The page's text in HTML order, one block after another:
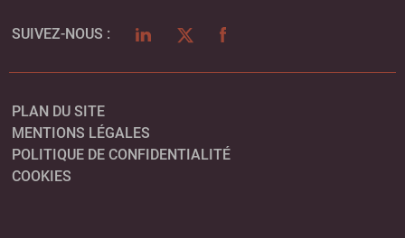
SUIVEZ-NOUS : LINKEDINTWITTERFACEBOOK
PLAN DU SITE
MENTIONS LÉGALES
POLITIQUE DE CONFIDENTIALITÉ
COOKIES